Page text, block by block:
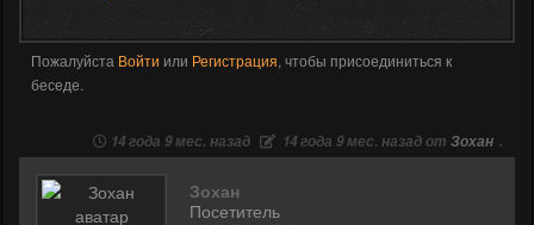
Пожалуйста Войти или Регистрация, чтобы присоединиться к
беседе.
14 года 9 мес. назад 14 года 9 мес. назад от Зохан .
Зохан
Посетитель